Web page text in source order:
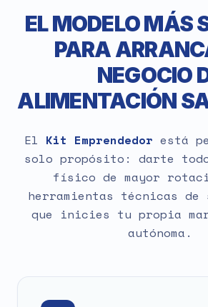
EL MODELO MÁS
PARA
NEGOCIO
ALIMENTACIÓN
El Kit Emprendedor está
solo propósito: darte
físico de mayor
herramientas técnicas de
que inicies tu propia
autónoma.